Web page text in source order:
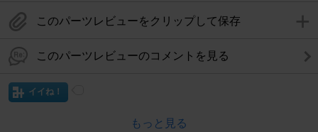
このパーツレビューをクリップして保存
このパーツレビューのコメントを見る
イイね！
もっと見る